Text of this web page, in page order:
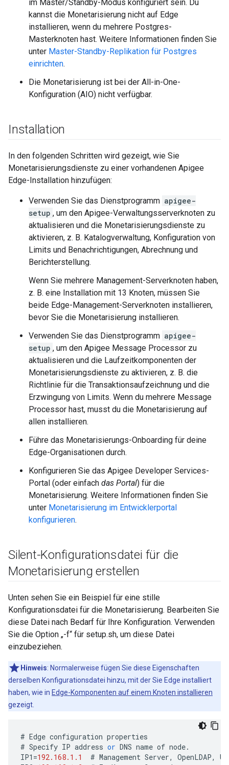
im Master/Standby-Modus konfiguriert sein. Du
kannst die Monetarisierung nicht auf Edge
installieren, wenn du mehrere Postgres-
Masterknoten hast. Weitere Informationen finden Sie
unter Master-Standby-Replikation für Postgres
einrichten.
Die Monetarisierung ist bei der All-in-One-
Konfiguration (AIO) nicht verfügbar.
Installation
In den folgenden Schritten wird gezeigt, wie Sie
Monetarisierungsdienste zu einer vorhandenen Apigee
Edge-Installation hinzufügen:
Verwenden Sie das Dienstprogramm apigee-
setup , um den Apigee-Verwaltungsserverknoten zu
aktualisieren und die Monetarisierungsdienste zu
aktivieren, z. B. Katalogverwaltung, Konfiguration von
Limits und Benachrichtigungen, Abrechnung und
Berichterstellung.
Wenn Sie mehrere Management-Serverknoten haben,
z. B. eine Installation mit 13 Knoten, müssen Sie
beide Edge-Management-Serverknoten installieren,
bevor Sie die Monetarisierung installieren.
Verwenden Sie das Dienstprogramm apigee-
setup , um den Apigee Message Processor zu
aktualisieren und die Laufzeitkomponenten der
Monetarisierungsdienste zu aktivieren, z. B. die
Richtlinie für die Transaktionsaufzeichnung und die
Erzwingung von Limits. Wenn du mehrere Message
Processor hast, musst du die Monetarisierung auf
allen installieren.
Führe das Monetarisierungs-Onboarding für deine
Edge-Organisationen durch.
Konfigurieren Sie das Apigee Developer Services-
Portal (oder einfach das Portal) für die
Monetarisierung. Weitere Informationen finden Sie
unter Monetarisierung im Entwicklerportal
konfigurieren.
Silent-Konfigurationsdatei für die
Monetarisierung erstellen
Unten sehen Sie ein Beispiel für eine stille
Konfigurationsdatei für die Monetarisierung. Bearbeiten Sie
diese Datei nach Bedarf für Ihre Konfiguration. Verwenden
Sie die Option „-f“ für setup.sh, um diese Datei
einzubeziehen.
Hinweis: Normalerweise fügen Sie diese Eigenschaften
derselben Konfigurationsdatei hinzu, mit der Sie Edge installiert
haben, wie in Edge-Komponenten auf einem Knoten installieren
gezeigt.
# Edge configuration properties
# Specify IP address or DNS name of node.
IP1 =192.168.1.1 # Management Server, OpenLDAP, UI